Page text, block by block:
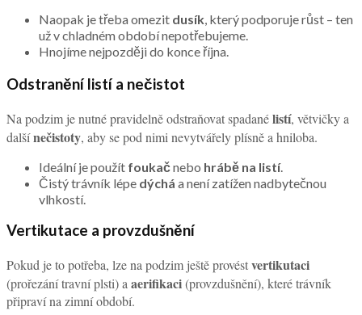
Naopak je třeba omezit dusík, který podporuje růst – ten
už v chladném období nepotřebujeme.
Hnojíme nejpozději do konce října.
Odstranění listí a nečistot
Na podzim je nutné pravidelně odstraňovat spadanélistí, větvičky a
dalšínečistoty, aby se pod nimi nevytvářely plísně a hniloba.
Ideální je použít foukačnebo hrábě na listí.
Čistý trávník lépe dýchá a není zatížen nadbytečnou
vlhkostí.
Vertikutace a provzdušnění
Pokud je to potřeba, lze na podzim ještě provéstvertikutaci
(prořezání travní plsti) a aerifikaci(provzdušnění), které trávník
připraví na zimní období.